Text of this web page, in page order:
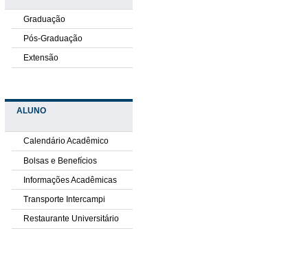
Graduação
Pós-Graduação
Extensão
ALUNO
Calendário Acadêmico
Bolsas e Benefícios
Informações Acadêmicas
Transporte Intercampi
Restaurante Universitário